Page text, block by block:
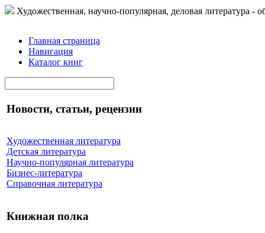
Художественная, научно-популярная, деловая литература -
Главная страница
Навигация
Каталог книг
Новости, статьи, рецензии
Художественная литература
Детская литература
Научно-популярная литература
Бизнес-литература
Справочная литература
Книжная полка